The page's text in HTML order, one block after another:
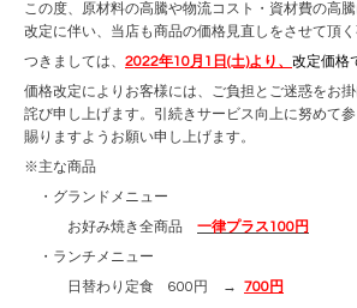
この度、原材料の高騰や物流コスト・資材費の高
改定に伴い、当店も商品の価格見直しをさせて頂く
つきましては、 2022年10月1日(土)より、 改定価格
価格改定によりお客様には、ご負担とご迷惑をお
詫び申し上げます。引続きサービス向上に努めて
賜りますようお願い申し上げます。
※主な商品
・グランドメニュー
お好み焼き全商品 一律プラス100円
・ランチメニュー
日替わり定食 600円 → 700円